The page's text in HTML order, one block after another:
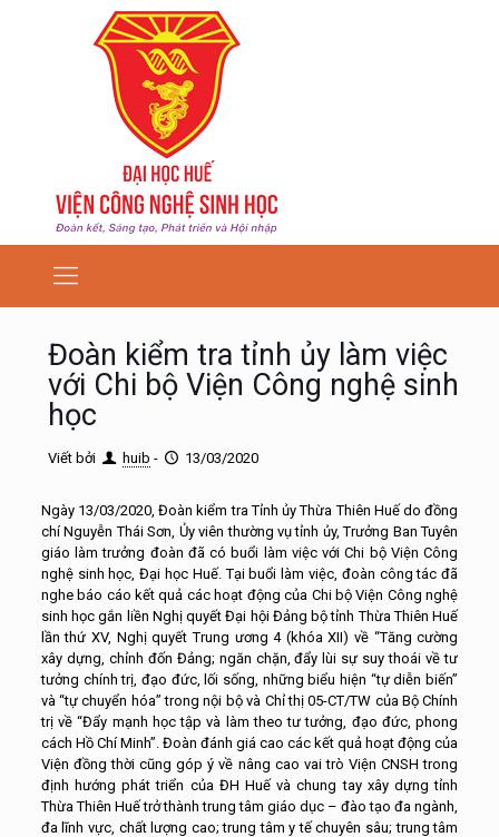
Đoàn kiểm tra tỉnh ủy làm việc
với Chi bộ Viện Công nghệ sinh
học
Viết bởi huib - 13/03/2020
Ngày 13/03/2020, Đoàn kiểm tra Tỉnh ủy Thừa Thiên Huế do đồng
chí Nguyễn Thái Sơn, Ủy viên thường vụ tỉnh ủy, Trưởng Ban Tuyên
giáo làm trưởng đoàn đã có buổi làm việc với Chi bộ Viện Công
nghệ sinh học, Đại học Huế. Tại buổi làm việc, đoàn công tác đã
nghe báo cáo kết quả các hoạt động của Chi bộ Viện Công nghệ
sinh học gắn liền Nghị quyết Đại hội Đảng bộ tỉnh Thừa Thiên Huế
lần thứ XV, Nghị quyết Trung ương 4 (khóa XII) về “Tăng cường
xây dựng, chỉnh đốn Đảng; ngăn chặn, đẩy lùi sự suy thoái về tư
tưởng chính trị, đạo đức, lối sống, những biểu hiện “tự diễn biến”
và “tự chuyển hóa” trong nội bộ và Chỉ thị 05-CT/TW của Bộ Chính
trị về “Đẩy mạnh học tập và làm theo tư tưởng, đạo đức, phong
cách Hồ Chí Minh”. Đoàn đánh giá cao các kết quả hoạt động của
Viện đồng thời cũng góp ý về nâng cao vai trò Viện CNSH trong
định hướng phát triển của ĐH Huế và chung tay xây dựng tỉnh
Thừa Thiên Huế trở thành trung tâm giáo dục – đào tạo đa ngành,
đa lĩnh vực, chất lượng cao; trung tâm y tế chuyên sâu; trung tâm